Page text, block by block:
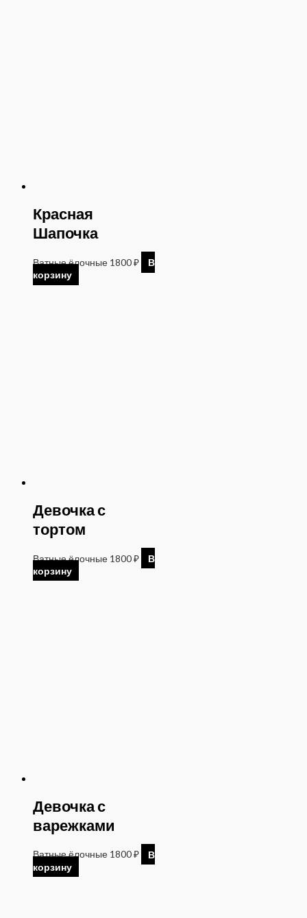
Красная
Шапочка
Ватные ёлочные 1800₽
В
корзину
Девочка с
тортом
Ватные ёлочные 1800₽
В
корзину
Девочка с
варежками
Ватные ёлочные 1800₽
В
корзину